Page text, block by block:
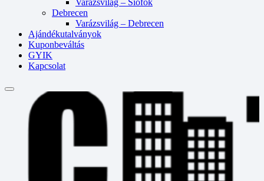
Varázsvilág – Siófok
Debrecen
Varázsvilág – Debrecen
Ajándékutalványok
Kuponbeváltás
GYIK
Kapcsolat